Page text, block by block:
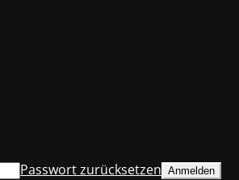
Passwort zurücksetzen